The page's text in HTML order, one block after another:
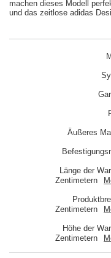
machen dieses Modell
und das zeitlose adidas
Äußeres
Länge der
Zentimetern
Zentimetern
Höhe der
Zentimetern